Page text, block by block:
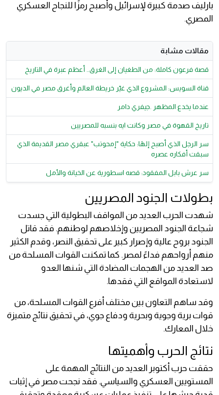
بارليف صدمة كبيرة لإسرائيل وأصبح رمزًا للنجاح العسكري
المصري.
مقالات مشابة
قصة فرعون كاملة: من الطغيان إلى الغرق.. أعظم عبرة في التاريخ
قناة السويس: المشروع الذي غيّر خريطة العالم وأغرق مصر في الديون
عندما يخدع المظهر .جيفري دامر
تاريخ القهوة في مصر وكانت ايه بنسبه للمصريين
سر الرجل الذي أصبح إلهًا: حكاية "إمحوتب" عبقري مصر القديمة الذي
سبقت أفكاره عصره
سر عرش بابل المفقود: قصه اسطورية عن الخيانة والأمل
بطولات الجنود المصريين
شهدت الحرب العديد من المواقف البطولية التي جسدت
شجاعة الجنود المصريين وإخلاصهم لوطنهم. فقد قاتل
الجنود بروح عالية وإصرار كبير على تحقيق النصر، وقدم الكثير
منهم أرواحهم فداءً لمصر. كما تمكنت القوات المسلحة من
صد العديد من الهجمات المضادة التي شنها العدو
لاستعادة المواقع التي فقدها.
وقد ساهم التعاون بين مختلف أفرع القوات المسلحة، من
قوات برية وجوية وبحرية ودفاع جوي، في تحقيق نتائج متميزة
خلال المعارك.
نتائج الحرب وأهميتها
حققت حرب أكتوبر العديد من النتائج المهمة على
المستويين العسكري والسياسي. فقد نجحت مصر في إثبات